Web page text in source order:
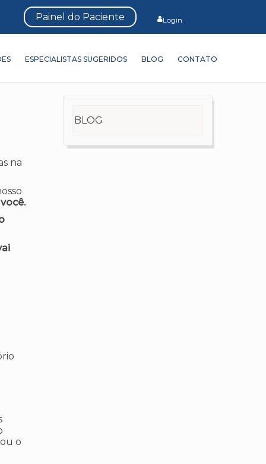
Painel do Paciente Login
ESPECIALISTAS SUGERIDOS BLOG CONTATO
na
o
BLOG